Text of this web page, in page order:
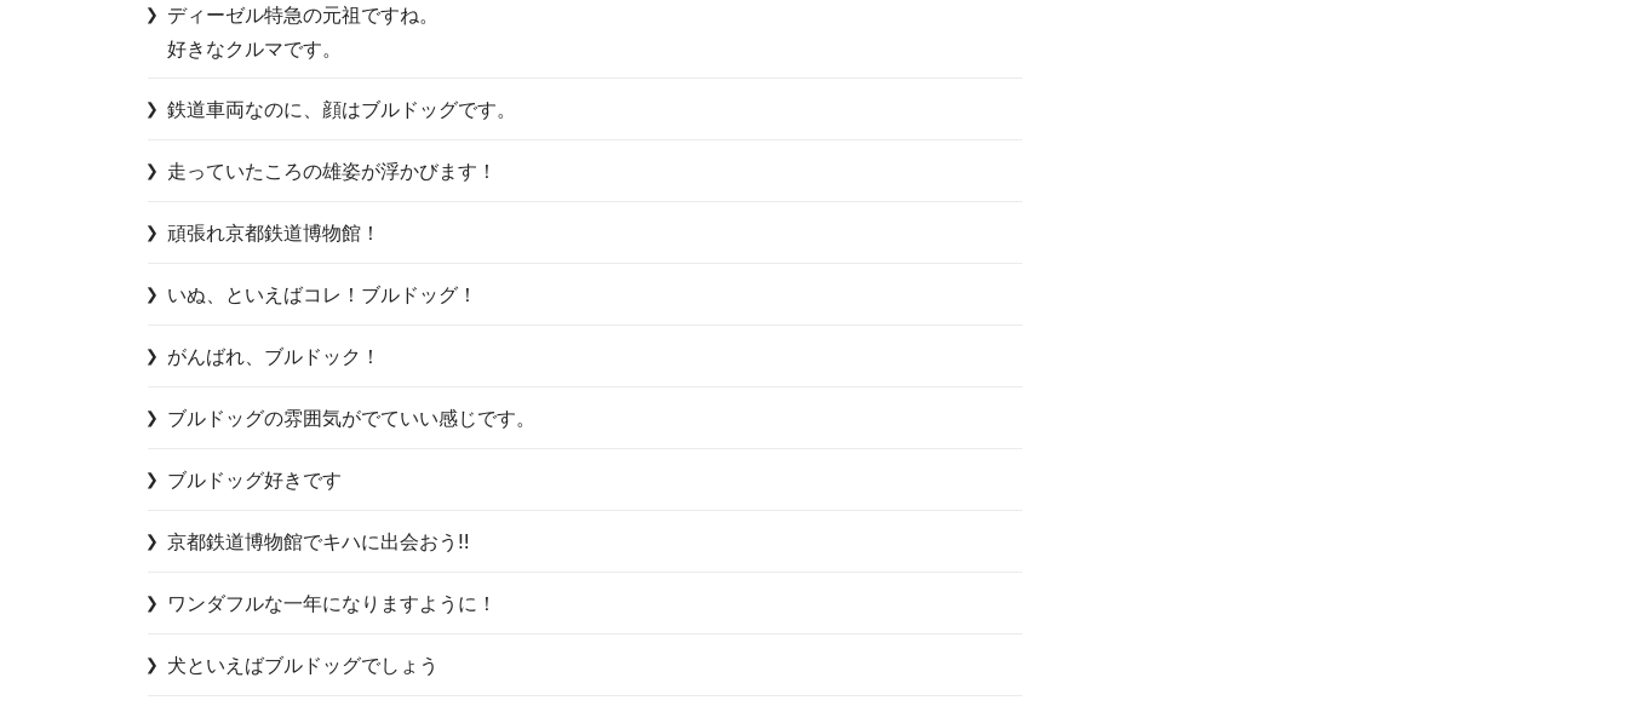
ディーゼル特急の元祖ですね。
鉄道車両なのに、顔はブルドッグです。
走っていたころの雄姿が浮かびます！
頑張れ京都鉄道博物館！
いぬ、といえばコレ！ブルドッグ！
がんばれ、ブルドック！
ブルドッグの雰囲気がでていい感じです。
ブルドッグ好きです
京都鉄道博物館でキハに出会おう‼️
ワンダフルな一年になりますように！
犬といえばブルドッグでしょう